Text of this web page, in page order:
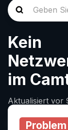
Kein
im
Aktualisiert vor
Problem